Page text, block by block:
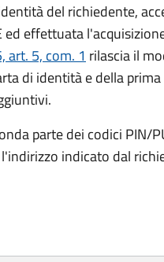
del richiedente,
ed effettuata
5, com. 1 rilascia il
di identità e della
parte dei codici PIN/
indicato dal